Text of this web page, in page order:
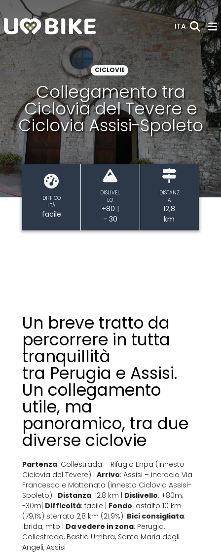
Skip to Main Content
ITA
CICLOVIE
Collegamento tra
Ciclovia del Tevere e
Ciclovia Assisi-Spoleto
DIFFICO
LTÀ
facile
DISLIVEL
LO
+80 |
- 30
DISTANZ
A
12,8
km
Un breve tratto da
percorrere in tutta
tranquillità
tra Perugia e Assisi.
Un collegamento
utile, ma
panoramico, tra due
diverse ciclovie
Partenza: Collestrada – Rifugio Enpa (innesto
Ciclovia del Tevere) | Arrivo: Assisi – incrocio Via
Francesca e Mattonata (innesto Ciclovia Assisi-
Spoleto) | Distanza: 12,8 km | Dislivello: +80m;
-30m| Difficoltà: facile | Fondo: asfalto 10 km
(79,1%) sterrato 2,8 km (21,9%)| Bici consigliata:
ibrida, mtb | Da vedere in zona: Perugia,
Collestrada, Bastia Umbra, Santa Maria degli
Angeli, Assisi